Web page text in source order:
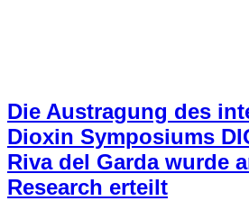
Die Austragung des
Dioxin Symposiums
Riva del Garda wurde
Research erteilt